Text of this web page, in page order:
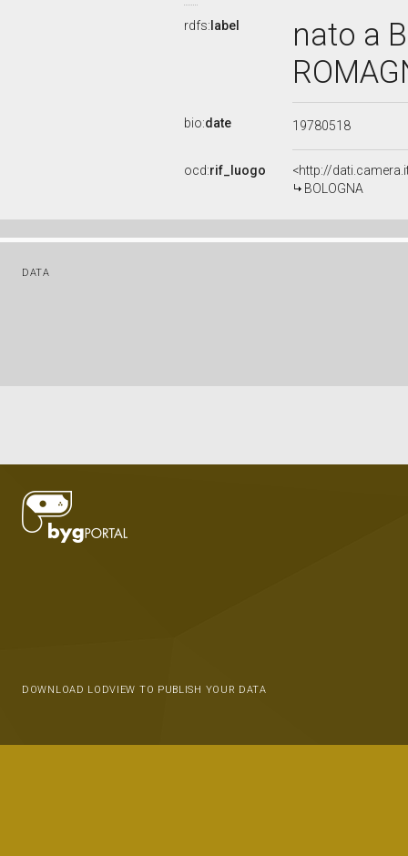
rdfs: label
nato a
bio:date 19780518
ocd:rif_luogo
<http://
BOLOGNA
DATA
DOWNLOAD LODVIEW TO PUBLISH YOUR DATA